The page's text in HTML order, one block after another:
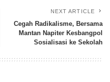
NEXT ARTICLE
Cegah Radikalisme, Bersama
Mantan Napiter Kesbangpol
Sosialisasi ke Sekolah